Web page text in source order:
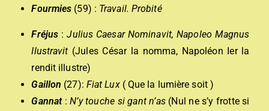
Fourmies (59) : Travail. Probité
Fréjus :Julius Caesar Nominavit, Napoleo Magnus
Ilustravit (Jules César la nomma, Napoléon Ier la
rendit illustre)
Gaillon (27): Fiat Lux( Que la lumière soit )
Gannat:N’y touche si gant n’as (Nul ne s’y frotte si